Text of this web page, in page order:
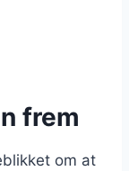
frem
om at